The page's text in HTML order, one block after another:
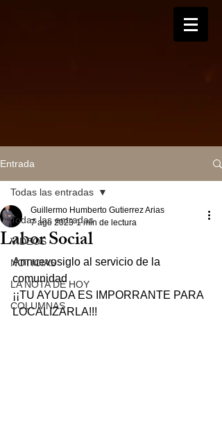
Entrada
Todas las entradas
VIDEOS
NOTICIAS
LA NOTA DE HOY
COLUMNAS
Todas las entradas
Labor Social
Guillermo Humberto Gutierrez Arias
7 ago 2023 1 min de lectura
Annuevosiglo al servicio de la
comunidad
¡¡TU AYUDA ES IMPORRANTE PARA
LOCALIZARLA!!!